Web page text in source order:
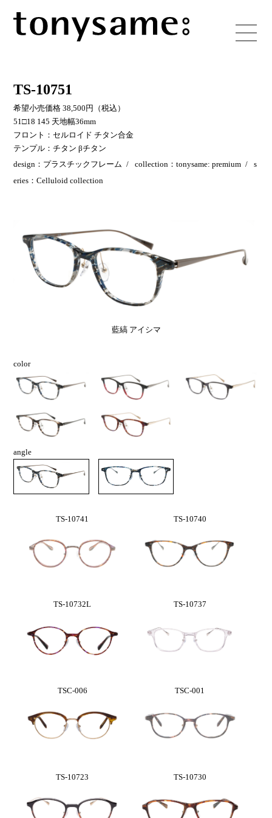
TS-10751
希望小売価格 38,500円（税込）
51□18 145 天地幅36mm
フロント：セルロイド チタン合金
テンプル：チタン βチタン
design：プラスチックフレーム
collection：tonysame: premium
s
eries：Celluloid collection
藍縞 アイシマ
color
angle
TS-10741 TS-10740
TS-10732L TS-10737
TSC-006 TSC-001
TS-10723 TS-10730